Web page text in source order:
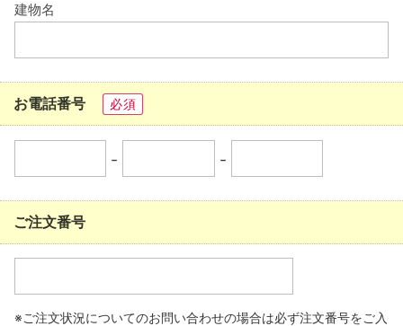
建物名
お電話番号 必須
- -
ご注文番号
※ご注文状況についてのお問い合わせの場合は必ず注文番号をご入